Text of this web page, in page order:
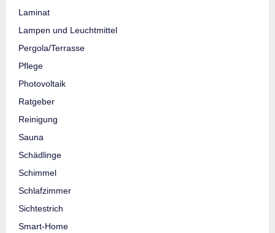
Laminat
Lampen und Leuchtmittel
Pergola/Terrasse
Pflege
Photovoltaik
Ratgeber
Reinigung
Sauna
Schädlinge
Schimmel
Schlafzimmer
Sichtestrich
Smart-Home